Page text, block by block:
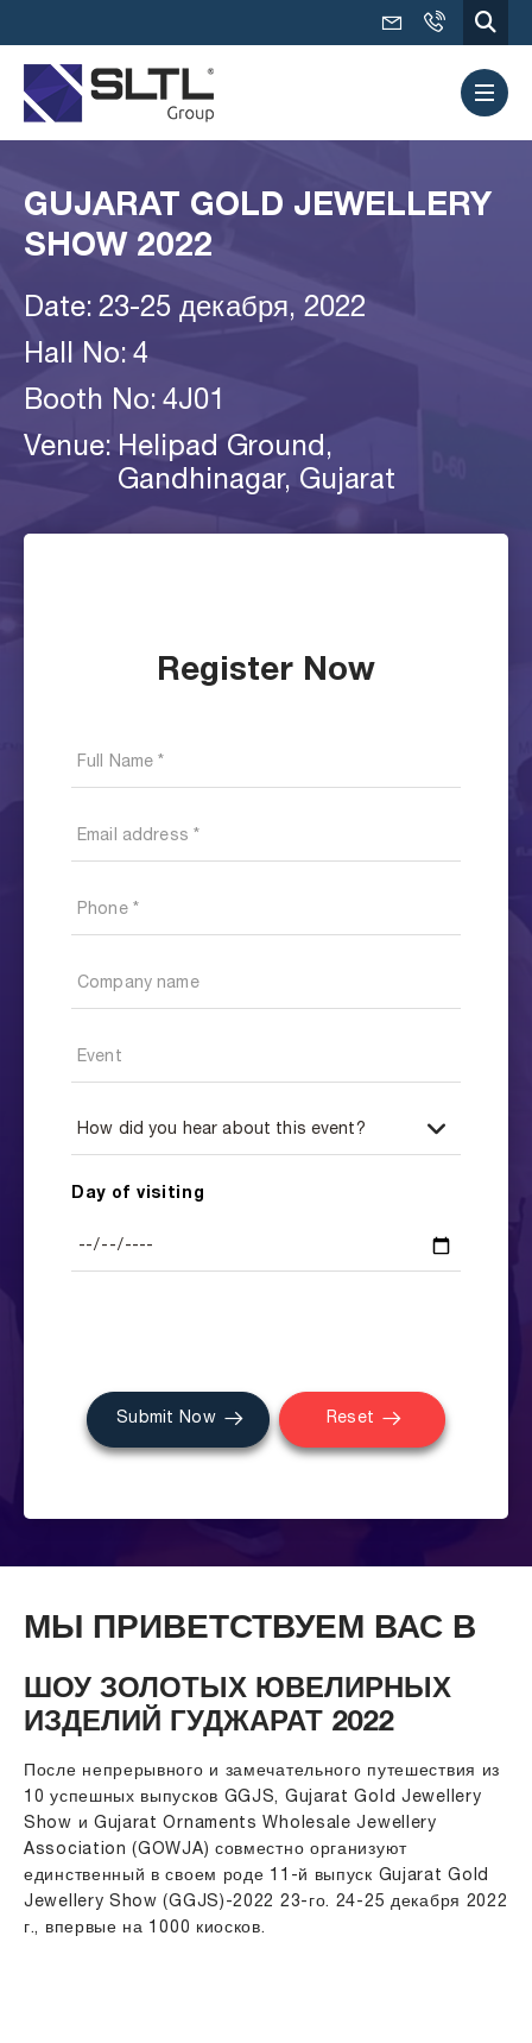
GUJARAT GOLD JEWELLERY
SHOW 2022
Date: 23-25 декабря, 2022
Hall No: 4
Booth No: 4J01
Venue: Helipad Ground,
Gandhinagar, Gujarat
Register Now
Day of visiting
Submit Now Reset
МЫ ПРИВЕТСТВУЕМ ВАС В
ШОУ ЗОЛОТЫХ ЮВЕЛИРНЫХ
ИЗДЕЛИЙ ГУДЖАРАТ 2022
После непрерывного и замечательного путешествия из
10 успешных выпусков GGJS, Gujarat Gold Jewellery
Show и Gujarat Ornaments Wholesale Jewellery
Association (GOWJA) совместно организуют
единственный в своем роде 11-й выпуск Gujarat Gold
Jewellery Show (GGJS)-2022 23-го. 24-25 декабря 2022
г., впервые на 1000 киосков.